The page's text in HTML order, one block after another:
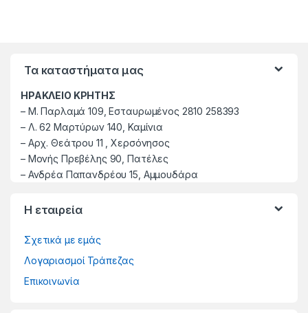
Τα καταστήματα μας
ΗΡΑΚΛΕΙΟ ΚΡΗΤΗΣ
– M. Παρλαμά 109, Εσταυρωμένος 2810 258393
–Λ. 62 Μαρτύρων 140, Καμίνια
– Αρχ. Θεάτρου 11 , Χερσόνησος
– Μονής Πρεβέλης 90, Πατέλες
– Ανδρέα Παπανδρέου 15, Αμμουδάρα
Η εταιρεία
Σχετικά με εμάς
Λογαριασμοί Τράπεζας
Επικοινωνία